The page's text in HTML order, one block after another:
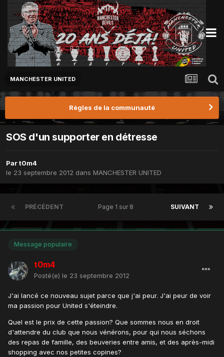
MANCHESTER UNITED
Règles de la communauté
SOS d'un supporter en détresse
Part0m4
le 23 septembre 2012 dans MANCHESTER UNITED
PRÉCÉDENT SUIVANT
Page 1 sur 8
Message populaire
t0m4
Posté(e) le 23 septembre 2012
J'ai lancé ce nouveau sujet parce que j'ai peur. J'ai peur de voir
ma passion pour United s'éteindre.
Quel est le prix de cette passion? Que sommes nous en droit
d'attendre du club que nous vénérons, pour qui nous séchons
des repas de famille, des beuveries entre amis, et des après-midi
shopping avec nos petites copines?